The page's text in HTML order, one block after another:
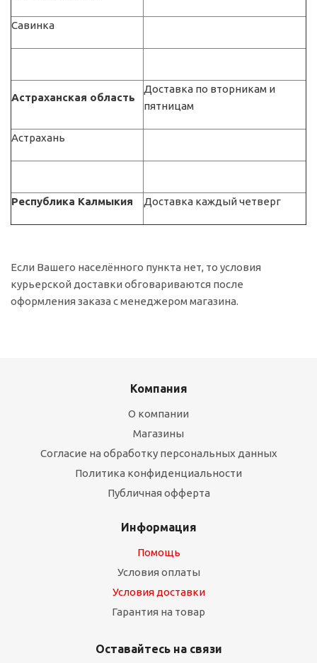
Савинка
Астраханская область
Доставка по вторникам и
пятницам
Астрахань
Республика Калмыкия Доставка каждый четверг
Если Вашего населённого пункта нет, то условия
курьерской доставки обговариваются после
оформления заказа с менеджером магазина.
Компания
О компании
Магазины
Согласие на обработку персональных данных
Политика конфиденциальности
Публичная офферта
Информация
Помощь
Условия оплаты
Условия доставки
Гарантия на товар
Оставайтесь на связи